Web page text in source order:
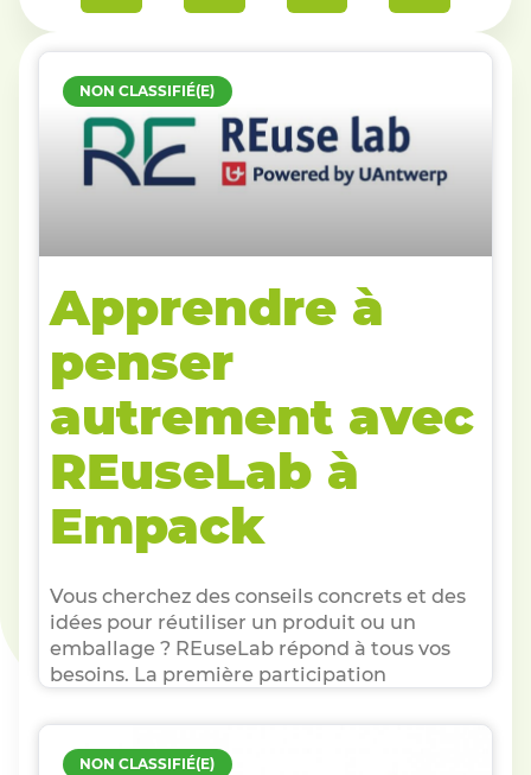
NON CLASSIFIÉ(E)
Apprendre à
penser
autrement avec
REuseLab à
Empack
Vous cherchez des conseils concrets et des
idées pour réutiliser un produit ou un
emballage ? REuseLab répond à tous vos
besoins. La première participation
NON CLASSIFIÉ(E)